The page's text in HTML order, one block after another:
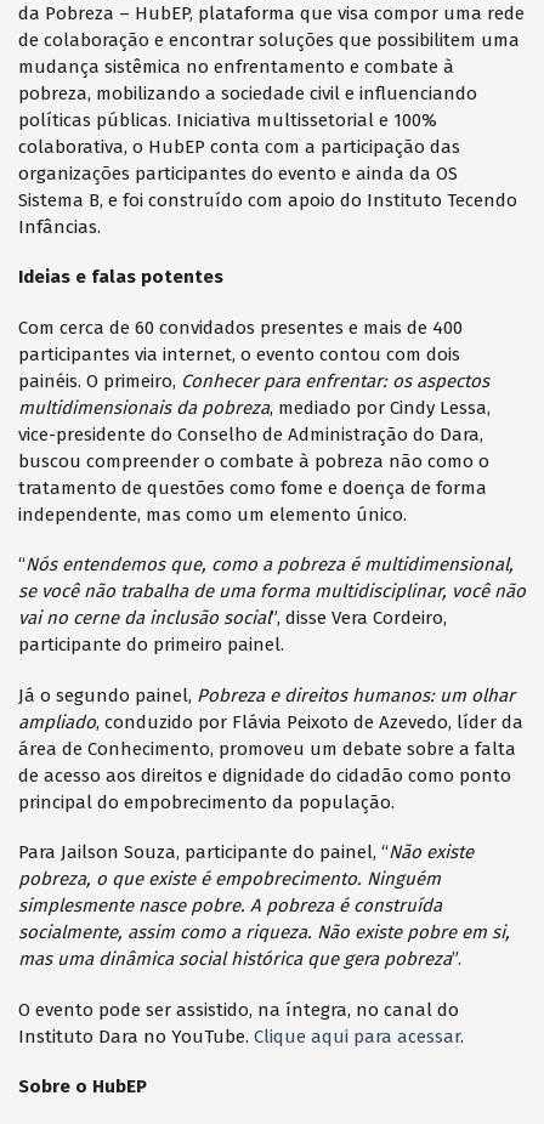
da Pobreza – HubEP, plataforma que visa compor uma rede
de colaboração e encontrar soluções que possibilitem uma
mudança sistêmica no enfrentamento e combate à
pobreza, mobilizando a sociedade civil e influenciando
políticas públicas. Iniciativa multissetorial e 100%
colaborativa, o HubEP conta com a participação das
organizações participantes do evento e ainda da OS
Sistema B, e foi construído com apoio do Instituto Tecendo
Infâncias.
Ideias e falas potentes
Com cerca de 60 convidados presentes e mais de 400
participantes via internet, o evento contou com dois
painéis. O primeiro, Conhecer para enfrentar: os aspectos
multidimensionais da pobreza, mediado por Cindy Lessa,
vice-presidente do Conselho de Administração do Dara,
buscou compreender o combate à pobreza não como o
tratamento de questões como fome e doença de forma
independente, mas como um elemento único.
“Nós entendemos que, como a pobreza é multidimensional,
se você não trabalha de uma forma multidisciplinar, você não
vai no cerne da inclusão social”, disse Vera Cordeiro,
participante do primeiro painel.
Já o segundo painel, Pobreza e direitos humanos: um olhar
ampliado, conduzido por Flávia Peixoto de Azevedo, líder da
área de Conhecimento, promoveu um debate sobre a falta
de acesso aos direitos e dignidade do cidadão como ponto
principal do empobrecimento da população.
Para Jailson Souza, participante do painel, “Não existe
pobreza, o que existe é empobrecimento. Ninguém
simplesmente nasce pobre. A pobreza é construída
socialmente, assim como a riqueza. Não existe pobre em si,
mas uma dinâmica social histórica que gera pobreza”.
O evento pode ser assistido, na íntegra, no canal do
Instituto Dara no YouTube. Clique aqui para acessar.
Sobre o HubEP